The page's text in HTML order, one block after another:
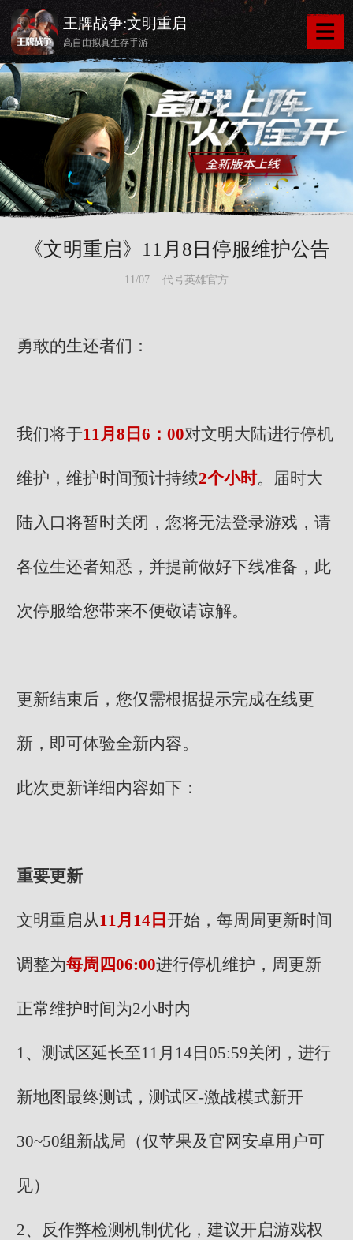
王牌战争:文明重启
高自由拟真生存手游
《文明重启》11月8日停服维护公告
11/07 代号英雄官方
勇敢的生还者们：
我们将于11月8日6：00对文明大陆进行停机
维护，维护时间预计持续2个小时。届时大
陆入口将暂时关闭，您将无法登录游戏，请
各位生还者知悉，并提前做好下线准备，此
次停服给您带来不便敬请谅解。
更新结束后，您仅需根据提示完成在线更
新，即可体验全新内容。
此次更新详细内容如下：
重要更新
文明重启从11月14日 开始，每周周更新时间
调整为每周四06:00进行停机维护，周更新
正常维护时间为2小时内
1、测试区延长至11月14日05:59关闭，进行
新地图最终测试，测试区-激战模式新开
30~50组新战局（仅苹果及官网安卓用户可
见）
2、反作弊检测机制优化，建议开启游戏权